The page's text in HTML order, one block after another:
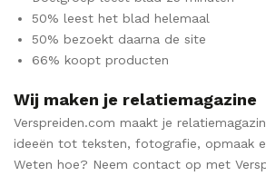
50% leest het blad helemaal
50% bezoekt daarna de site
66% koopt producten
Wij maken je relatiemagazine
Verspreiden.com maakt je
ideeën tot teksten, fotografie, opmaak
Weten hoe? Neem contact op met